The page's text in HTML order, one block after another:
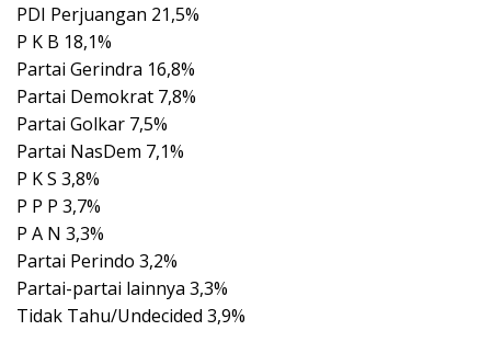
PDI Perjuangan 21,5%
P K B 18,1%
Partai Gerindra 16,8%
Partai Demokrat 7,8%
Partai Golkar 7,5%
Partai NasDem 7,1%
P K S 3,8%
P P P 3,7%
P A N 3,3%
Partai Perindo 3,2%
Partai-partai lainnya 3,3%
Tidak Tahu/Undecided 3,9%